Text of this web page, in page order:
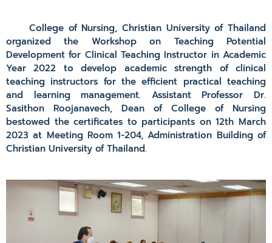
College of Nursing, Christian University of Thailand
organized the Workshop on Teaching Potential
Development for Clinical Teaching Instructor in Academic
Year 2022 to develop academic strength of clinical
teaching instructors for the efficient practical teaching
and learning management. Assistant Professor Dr.
Sasithon Roojanavech, Dean of College of Nursing
bestowed the certificates to participants on 12th March
2023 at Meeting Room 1-204, Administration Building of
Christian University of Thailand.